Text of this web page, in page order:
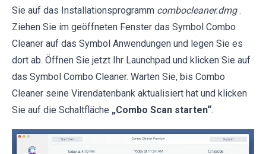
Sie auf das Installationsprogramm combocleaner.dmg .
Ziehen Sie im geöffneten Fenster das Symbol Combo
Cleaner auf das Symbol Anwendungen und legen Sie es
dort ab. Öffnen Sie jetzt Ihr Launchpad und klicken Sie auf
das Symbol Combo Cleaner. Warten Sie, bis Combo
Cleaner seine Virendatenbank aktualisiert hat und klicken
Sie auf die Schaltfläche „Combo Scan starten“.